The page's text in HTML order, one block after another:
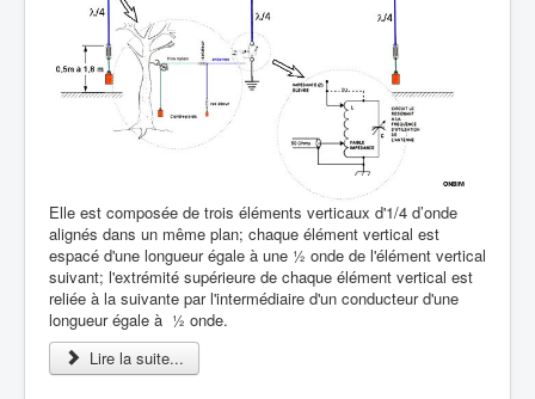
Elle est composée de trois éléments verticaux d'1/4 d’onde
alignés dans un même plan; chaque élément vertical est
espacé d'une longueur égale à une ½ onde de l'élément vertical
suivant; l'extrémité supérieure de chaque élément vertical est
reliée à la suivante par l'intermédiaire d'un conducteur d'une
longueur égale à ½ onde.
Lire la suite...